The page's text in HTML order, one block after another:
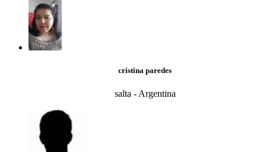
cristina paredes
salta - Argentina